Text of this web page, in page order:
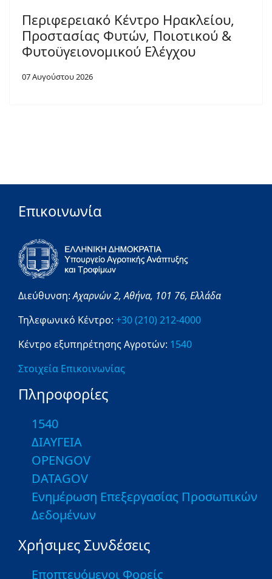
Περιφερειακό Κέντρο Ηρακλείου,
Προστασίας Φυτών, Ποιοτικού &
Φυτοϋγειονομικού Ελέγχου
07 Αυγούστου 2026
Επικοινωνία
Διεύθυνση:Αχαρνών 2,Αθήνα, 101 76, Ελλάδα
Τηλεφωνικό Κέντρο: +30 (210) 212-4000
Κέντρο εξυπηρέτησης Αγροτών: 1540
Στοιχεία Επικοινωνίας
Πληροφορίες
1540
ΔΙΑΥΓΕΙΑ
OPENGOV
DATAGOV
Ενημέρωση Επεξεργασίας Προσωπικών
Δεδομένων
Χρήσιμες Συνδέσεις
Εποπτευόμενοι Φορείς